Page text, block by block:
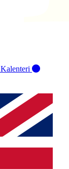
Kalenteri